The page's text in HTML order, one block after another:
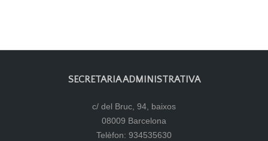
SECRETARIA ADMINISTRATIVA
c/ del Bruc, 94, baixos
08009 Barcelona
Telèfon: 934535630